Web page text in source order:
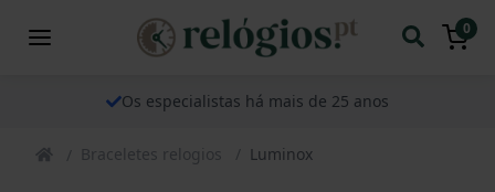
0
Os especialistas há mais de 25 anos
Braceletes relogios Luminox